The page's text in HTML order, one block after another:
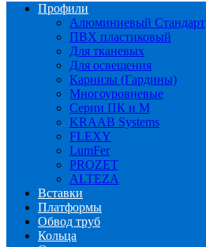
Профили
Алюминиевый Стандарт
ПВХ пластиковый
Для тканевых
Для освещения
Карнизы (Гардины)
Многоуровневые
Серии ПК и М
KRAAB Systems
FLEXY
LumFer
PROZET
ALTEZA
Вставки
Платформы
Обвод труб
Кольца